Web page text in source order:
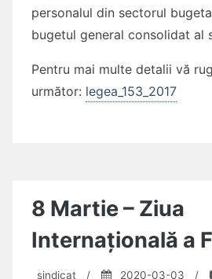
personalul din sectorul
bugetul general consolidat al
Pentru mai multe detalii vă
următor: legea_153_2017
8 Martie – Ziua
Internațională a
sindicat / 2020-03-03 /